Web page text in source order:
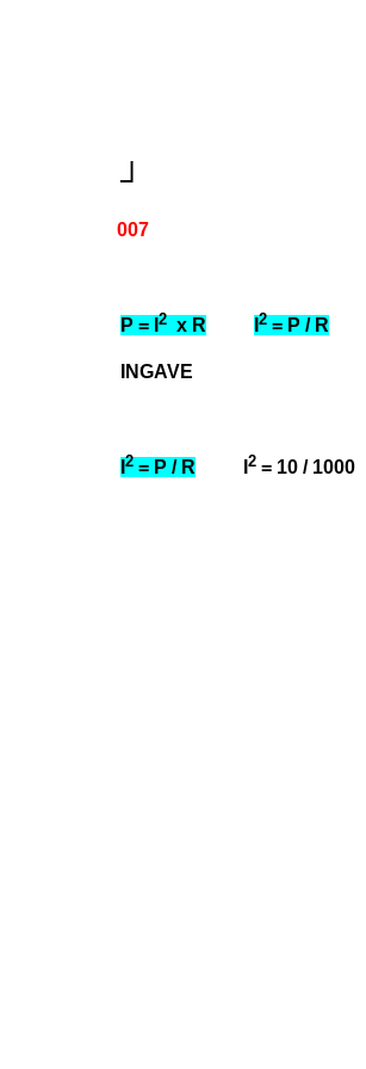
┘
P = I 2 x R 2 = P / R
INGAVE
2 = P / R 2 = 10 /
007